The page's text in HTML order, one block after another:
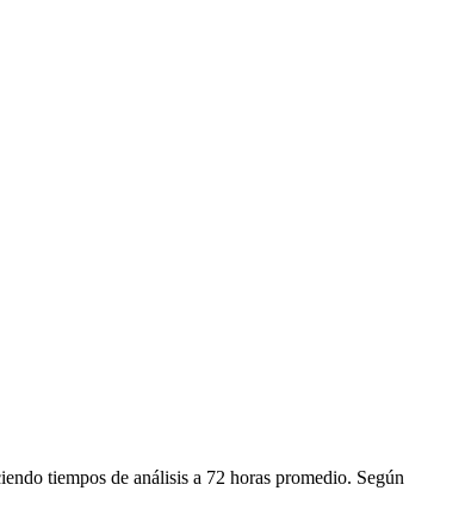
tiempos de análisis a 72 horas promedio. Según